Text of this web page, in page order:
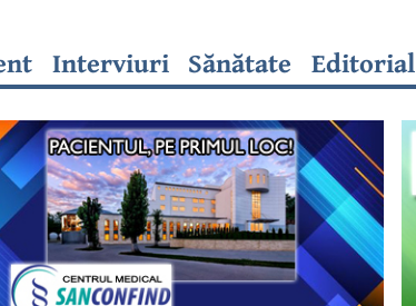
Interviuri Sănătate Editorial